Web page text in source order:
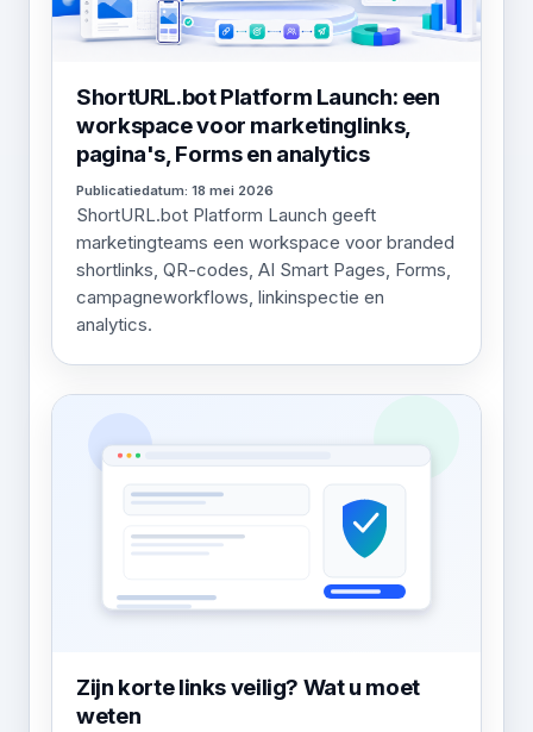
ShortURL.bot Platform Launch: een
workspace voor marketinglinks,
pagina's, Forms en analytics
Publicatiedatum: 18 mei 2026
ShortURL.bot Platform Launch geeft
marketingteams een workspace voor branded
shortlinks, QR-codes, AI Smart Pages, Forms,
campagneworkflows, linkinspectie en
analytics.
Zijn korte links veilig? Wat u moet
weten